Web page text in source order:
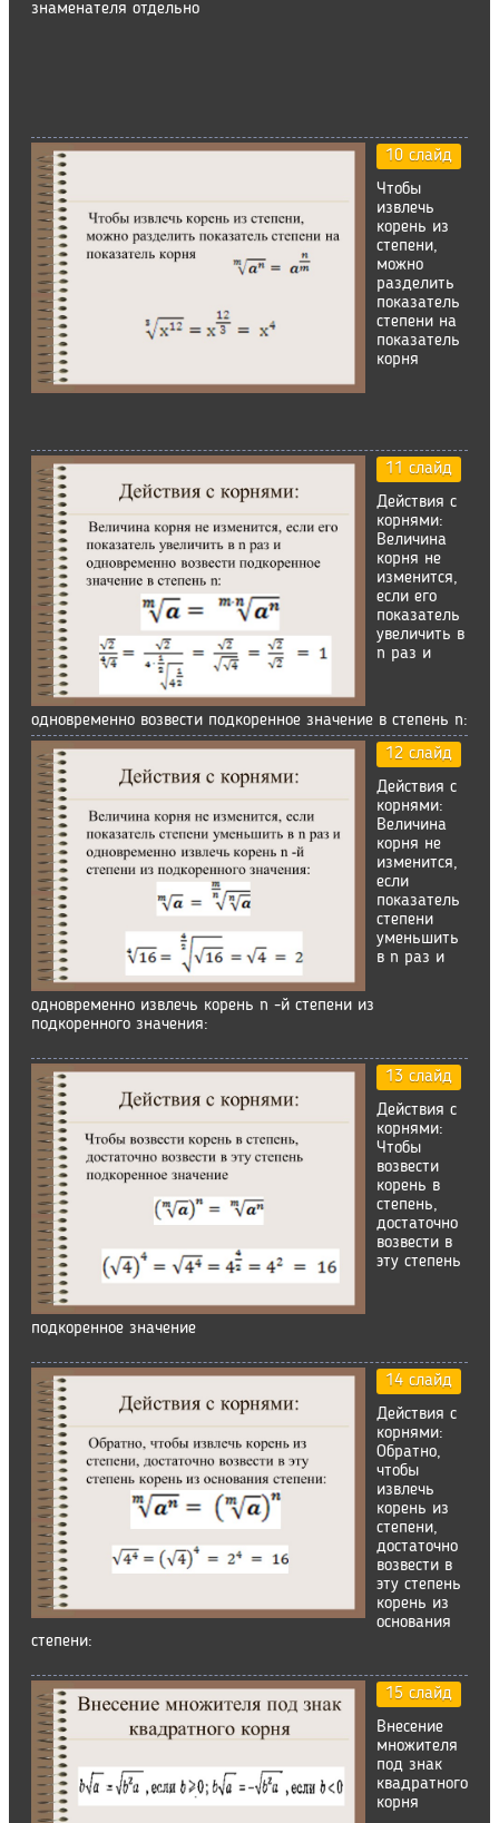
знаменателя отдельно
10 слайд
Чтобы
извлечь
корень из
степени,
можно
разделить
показатель
степени на
показатель
корня
11 слайд
Действия с
корнями:
Величина
корня не
изменится,
если его
показатель
увеличить в
n раз и
одновременно возвести подкоренное значение в степень n:
12 слайд
Действия с
корнями:
Величина
корня не
изменится,
если
показатель
степени
уменьшить
в n раз и
одновременно извлечь корень n -й степени из
подкоренного значения:
13 слайд
Действия с
корнями:
Чтобы
возвести
корень в
степень,
достаточно
возвести в
эту степень
подкоренное значение
14 слайд
Действия с
корнями:
Обратно,
чтобы
извлечь
корень из
степени,
достаточно
возвести в
эту степень
корень из
основания
степени:
15 слайд
Внесение
множителя
под знак
квадратного
корня